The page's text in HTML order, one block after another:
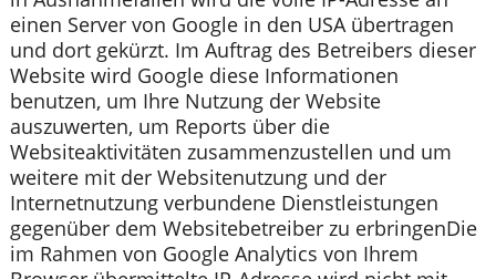
einen Server von Google in den USA übertragen
und dort gekürzt. Im Auftrag des Betreibers dieser
Website wird Google diese Informationen
benutzen, um Ihre Nutzung der Website
auszuwerten, um Reports über die
Websiteaktivitäten zusammenzustellen und um
weitere mit der Websitenutzung und der
Internetnutzung verbundene Dienstleistungen
gegenüber dem Websitebetreiber zu erbringenDie
im Rahmen von Google Analytics von Ihrem